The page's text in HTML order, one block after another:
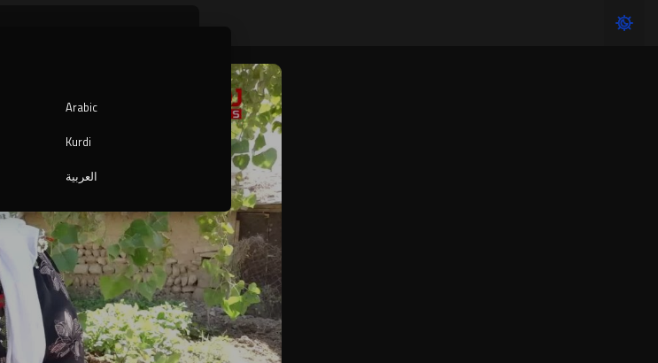
1080p
240p
Arabic
Kurdi
العربية